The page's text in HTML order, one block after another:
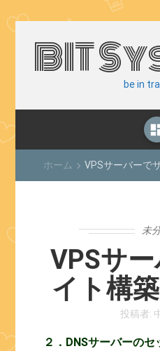
BIT be in
ホーム keyboard_arrow_rightVPSサーバーで
未
VPSサ
イト構
投稿者:
２．DNSサーバーの